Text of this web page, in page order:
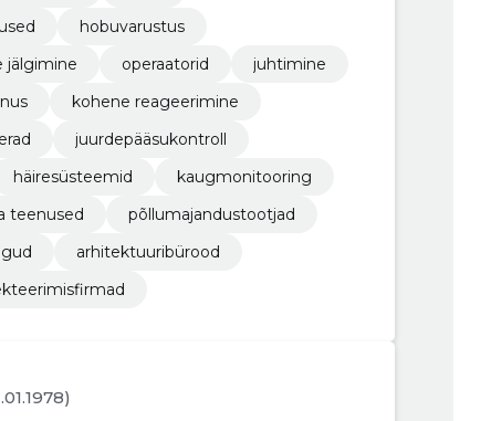
hobuvarustus
jälgimine operaatorid
juhtimine
kohene reageerimine
juurdepääsukontroll
häiresüsteemid
kaugmonitooring
teenused
põllumajandustootjad
arhitektuuribürood